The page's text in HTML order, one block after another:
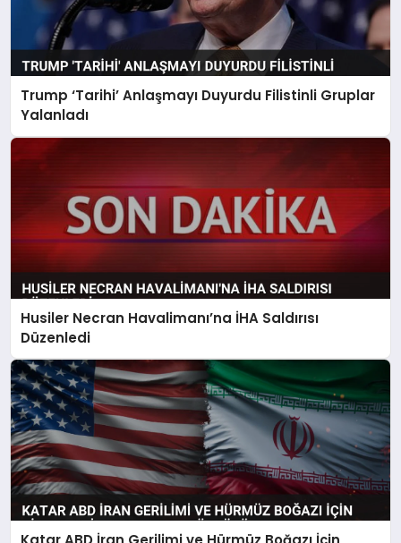
Trump ‘Tarihi’ Anlaşmayı Duyurdu Filistinli Gruplar
Yalanladı
Husiler Necran Havalimanı’na İHA Saldırısı
Düzenledi